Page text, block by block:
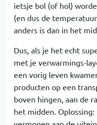
ietsje bol (of hol)
(en dus de
anders is dan in het
Dus, als je het echt
met je verwarmings-
een vorig leven
producten op een
boven hingen, aan de
het midden.